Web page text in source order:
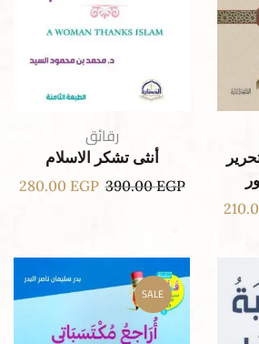
رقائق
أنثى تشكر الاسلام
390.00EGP
280.00 EGP
SALE